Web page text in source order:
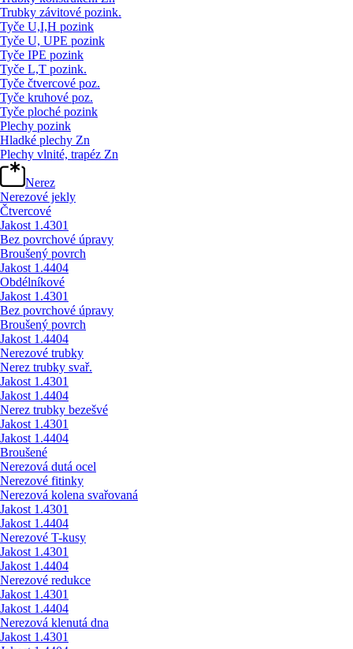
Trubky závitové pozink.
Tyče U,I,H pozink
Tyče U, UPE pozink
Tyče IPE pozink
Tyče L,T pozink.
Tyče čtvercové poz.
Tyče kruhové poz.
Tyče ploché pozink
Plechy pozink
Hladké plechy Zn
Plechy vlnité, trapéz Zn
Nerez
Nerezové jekly
Čtvercové
Jakost 1.4301
Bez povrchové úpravy
Broušený povrch
Jakost 1.4404
Obdélníkové
Jakost 1.4301
Bez povrchové úpravy
Broušený povrch
Jakost 1.4404
Nerezové trubky
Nerez trubky svař.
Jakost 1.4301
Jakost 1.4404
Nerez trubky bezešvé
Jakost 1.4301
Jakost 1.4404
Broušené
Nerezová dutá ocel
Nerezové fitinky
Nerezová kolena svařovaná
Jakost 1.4301
Jakost 1.4404
Nerezové T-kusy
Jakost 1.4301
Jakost 1.4404
Nerezové redukce
Jakost 1.4301
Jakost 1.4404
Nerezová klenutá dna
Jakost 1.4301